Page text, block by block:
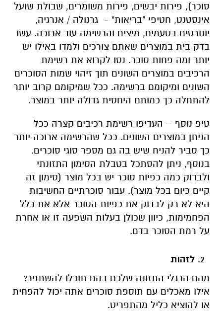
סוכר), פירות יבשים, פירות משומרים, שבולת שועל
אינסטנט, חטיפי "בריאות" - גרנולה / אנרגיה,
יוגורטים בטעמים, מיצים והרשימה עוד ארוכה. עשו
בדק בית במוצרים שאתם צורכים ולמדו באילו יש
יותר ומה פחות סוכר. נסו לקרוא את רשימת
הרכיבים במוצרים השונים תוך זיהוי שמות הסוכרים
השונים ומיקומם ברשימה. ככל שמיקומם קרוב יותר
להתחלה כך כמותם היחסית גדולה יותר במוצר.
טיפ נוסף – העדיפו רשימת רכיבים קצרה ככל
הניתן במוצרים השונים. ככל שהרשימה ארוכה יותר
כך סביר להניח שיש בה גם מספר סוגי סוכרים.
בנוסף, ניתן להסתכל בטבלת הסימון התזונתי
ולבדוק כמה כפיות סוכר יש בכל מוצר (סימון זה
קיים כיום בכל מוצר). עבור סוכרתיים החשיבות
היא לא רק לבדוק את כפיות הסוכר אלא את כלל
הפחמימות, כיוון שכולן בעלות השפעה זו או אחרת
על רמת הסוכר בדם.
לזהות
מהם הרגלי התזונה שלכם בהם תוכלו להשתפר?
אילו מאכלים עם תוספת סוכרים אתה יכול להפחית
או להוציא כליל מהתפריט.